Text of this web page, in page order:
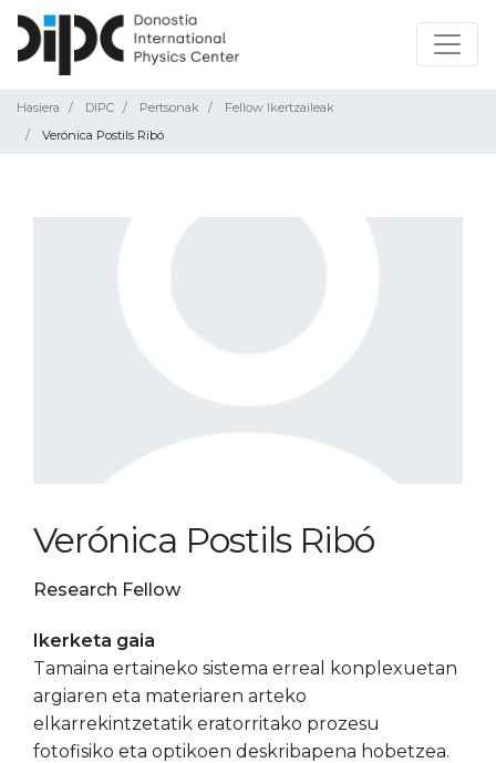
Hasiera DIPC Pertsonak
Fellow Ikertzaileak
Verónica Postils Ribó
Verónica Postils Ribó
Research Fellow
Ikerketa gaia
Tamaina ertaineko sistema erreal konplexuetan
argiaren eta materiaren arteko
elkarrekintzetatik eratorritako prozesu
fotofisiko eta optikoen deskribapena hobetzea.